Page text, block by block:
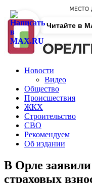
Новости
Видео
Общество
Происшествия
ЖКХ
Строительство
СВО
Рекомендуем
Об издании
В Орле заявили
страховых
Читайте в